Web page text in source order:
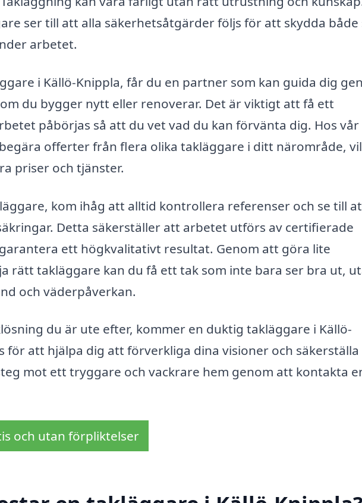
ser till att alla säkerhetsåtgärder följs för att skydda både
arbetet.
i Källö-Knippla, får du en partner som kan guida dig
du bygger nytt eller renoverar. Det är viktigt att få ett
påbörjas så att du vet vad du kan förvänta dig. Hos vår
offerter från flera olika takläggare i ditt närområde,
priser och tjänster.
kom ihåg att alltid kontrollera referenser och se till
Detta säkerställer att arbetet utförs av certifierade
ett högkvalitativt resultat. Genom att göra lite
rätt takläggare kan du få ett tak som inte bara ser bra ut,
och väderpåverkan.
du är ute efter, kommer en duktig takläggare i Källö-
för att hjälpa dig att förverkliga dina visioner och
mot ett tryggare och vackrare hem genom att kontakta
och utan förpliktelser